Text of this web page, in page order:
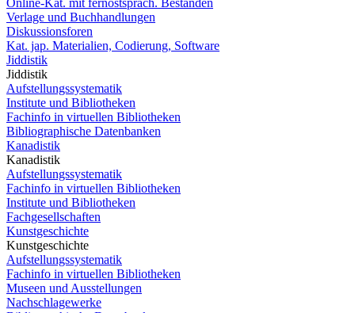
Online-Kat. mit fernostsprach. Beständen
Verlage und Buchhandlungen
Diskussionsforen
Kat. jap. Materialien, Codierung, Software
Jiddistik
Jiddistik
Aufstellungssystematik
Institute und Bibliotheken
Fachinfo in virtuellen Bibliotheken
Bibliographische Datenbanken
Kanadistik
Kanadistik
Aufstellungssystematik
Fachinfo in virtuellen Bibliotheken
Institute und Bibliotheken
Fachgesellschaften
Kunstgeschichte
Kunstgeschichte
Aufstellungssystematik
Fachinfo in virtuellen Bibliotheken
Museen und Ausstellungen
Nachschlagewerke